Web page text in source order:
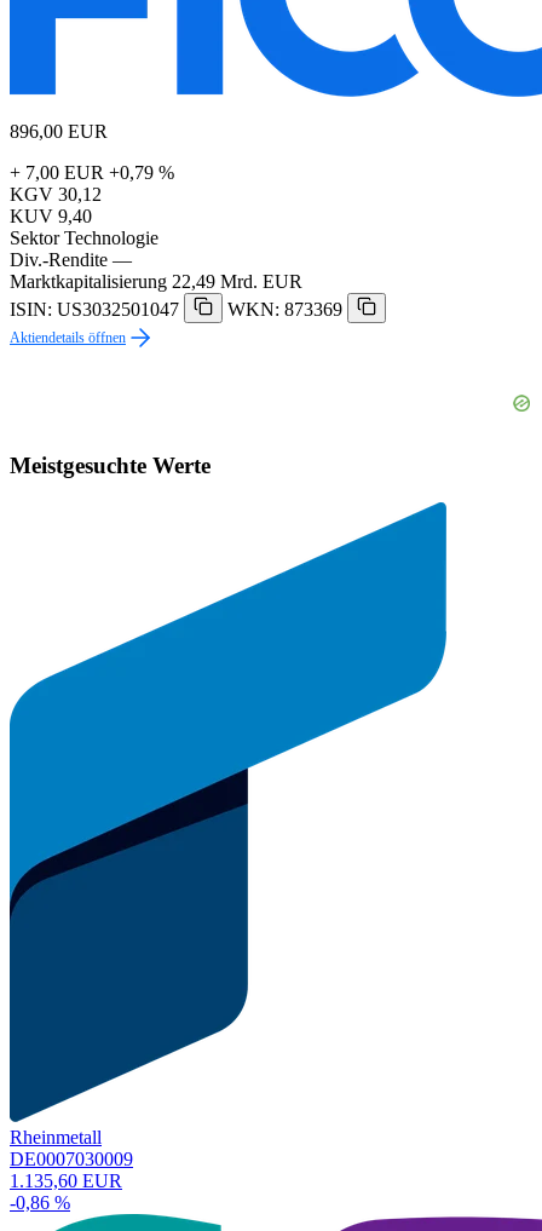
896,00 EUR
+ 7,00 EUR +0,79 %
KGV 30,12
KUV 9,40
Sektor Technologie
Div.-Rendite —
Marktkapitalisierung 22,49 Mrd. EUR
ISIN: US3032501047
WKN: 873369
Aktiendetails öffnen
Meistgesuchte Werte
Rheinmetall
DE0007030009
1.135,60 EUR
-0,86 %